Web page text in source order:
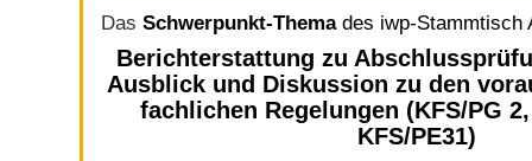
Das Schwerpunkt-Thema des iwp-Stammtisch
Berichterstattung zu
Ausblick und Diskussion zu den
fachlichen Regelungen (KFS/PG
KFS/PE31)